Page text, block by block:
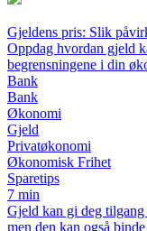
Gjeldens pris: Slik
Oppdag hvordan gjeld
begrensningene i din
Bank
Bank
Økonomi
Gjeld
Privatøkonomi
Økonomisk Frihet
Sparetips
7 min
Gjeld kan gi deg
men den kan også